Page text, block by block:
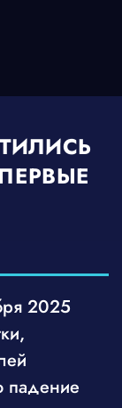
2025
падение